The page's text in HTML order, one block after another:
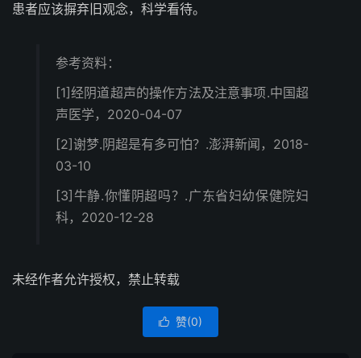
患者应该摒弃旧观念，科学看待。
参考资料：
[1]经阴道超声的操作方法及注意事项.中国超
声医学，2020-04-07
[2]谢梦.阴超是有多可怕？.澎湃新闻，2018-
03-10
[3]牛静.你懂阴超吗？.广东省妇幼保健院妇
科，2020-12-28
未经作者允许授权，禁止转载
 赞(0)